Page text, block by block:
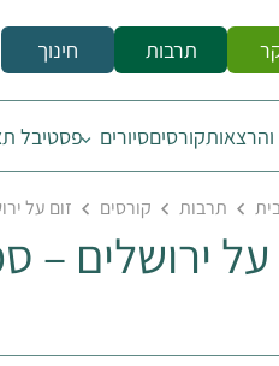
תרבות חינוך
והרצאותקורסיםסיורים פסטיבל
תרבות קורסים זום על
על ירושלים –